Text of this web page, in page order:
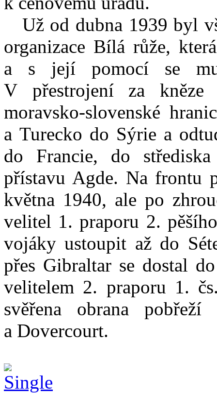
Už od dubna 1939 byl
organizace Bílá růže,
a s její pomocí se
V přestrojení za kněze
moravsko-slovenské
a Turecko do Sýrie a
do Francie, do
přístavu Agde. Na frontu
května 1940, ale po
velitel 1. praporu 2.
vojáky ustoupit až do
přes Gibraltar se dostal
velitelem 2. praporu 1.
svěřena obrana
a Dovercourt.